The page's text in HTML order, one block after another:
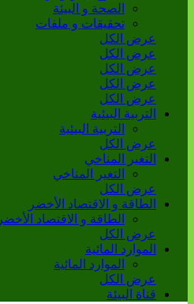
الصحة و البيئة
تحقيقات و ملفات
عرض الكل
عرض الكل
عرض الكل
عرض الكل
عرض الكل
التربية البيئية
التربية البيئية
عرض الكل
التغير المناخي
التغير المناخي
عرض الكل
الطاقة و الاقتصاد الأخضر
الطاقة و الاقتصاد الأخضر
عرض الكل
الموارد المائية
الموارد المائية
عرض الكل
قناة البيئة